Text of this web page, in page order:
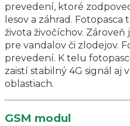
prevedení, ktoré
lesov a záhrad.
života živočíchov. Zároveň
pre vandalov či zlodejov.
prevedení. K telu
zaistí stabilný 4G signál aj
oblastiach.
GSM modul